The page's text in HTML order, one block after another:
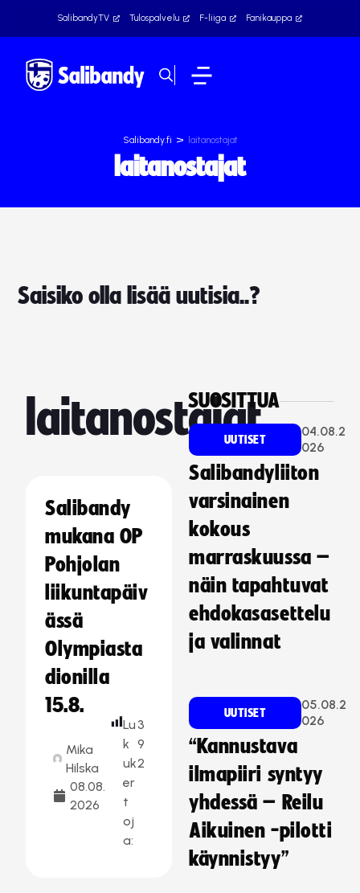
SalibandyTV Tulospalvelu F-liiga Fanikauppa
Salibandy.fi > laitanostajat
laitanostajat
Saisiko olla lisää uutisia..?
laitanostajat
Salibandy
mukana OP
Pohjolan
liikuntapäiv
ässä
Olympiasta
dionilla
15.8.
Mika
Hilska
08.08.
2026
Lu
k
uk
er
t
oj
a:
3
9
2
SUOSITTUA
UUTISET
04.08.2
026
Salibandyliiton
varsinainen
kokous
marraskuussa –
näin tapahtuvat
ehdokasasettelu
ja valinnat
UUTISET
05.08.2
026
“Kannustava
ilmapiiri syntyy
yhdessä – Reilu
Aikuinen -pilotti
käynnistyy”